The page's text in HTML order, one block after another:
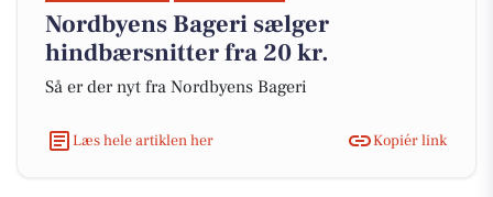
Nordbyens Bageri sælger
hindbærsnitter fra 20 kr.
Så er der nyt fra Nordbyens Bageri
Læs hele artiklen her Kopiér link